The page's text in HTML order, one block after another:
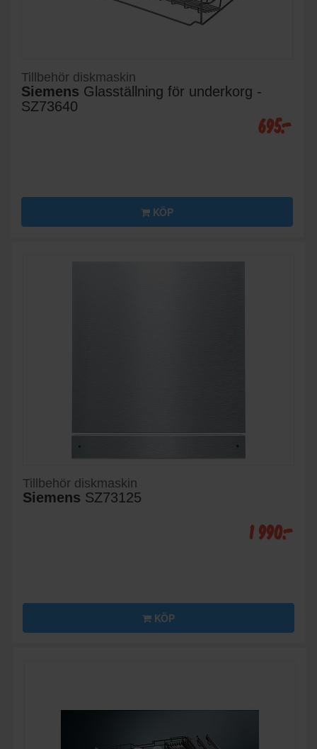
Tillbehör diskmaskin
Siemens Glasställning för underkorg -
SZ73640
695:-
KÖP
Tillbehör diskmaskin
Siemens SZ73125
1 990:-
KÖP